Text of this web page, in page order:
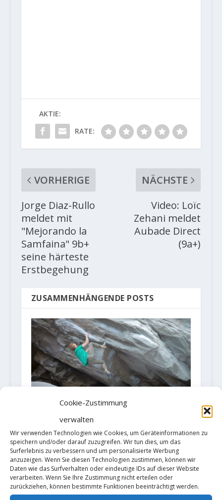
Cookie-Zustimmung
verwalten
Wir verwenden Technologien wie Cookies, um Geräteinformationen zu
speichern und/oder darauf zuzugreifen. Wir tun dies, um das
Surferlebnis zu verbessern und um personalisierte Werbung
anzuzeigen. Wenn Sie diesen Technologien zustimmen, können wir
Daten wie das Surfverhalten oder eindeutige IDs auf dieser Website
verarbeiten. Wenn Sie Ihre Zustimmung nicht erteilen oder
zurückziehen, können bestimmte Funktionen beeinträchtigt werden.
AKTIE:
RATE:
VORHERIGE
Jorge Diaz-Rullo
meldet mit
"Mejorando la
Samfaina" 9b+
seine härteste
Erstbegehung
NÄCHSTE
Video: Loïc
Zehani meldet
Aubade Direct
(9a+)
ZUSAMMENHÄNGENDE POSTS
Video: Jakob Schubert flasht die
"Unendliche Geschichte" 1+2 (8B+)
21. Juni 2020